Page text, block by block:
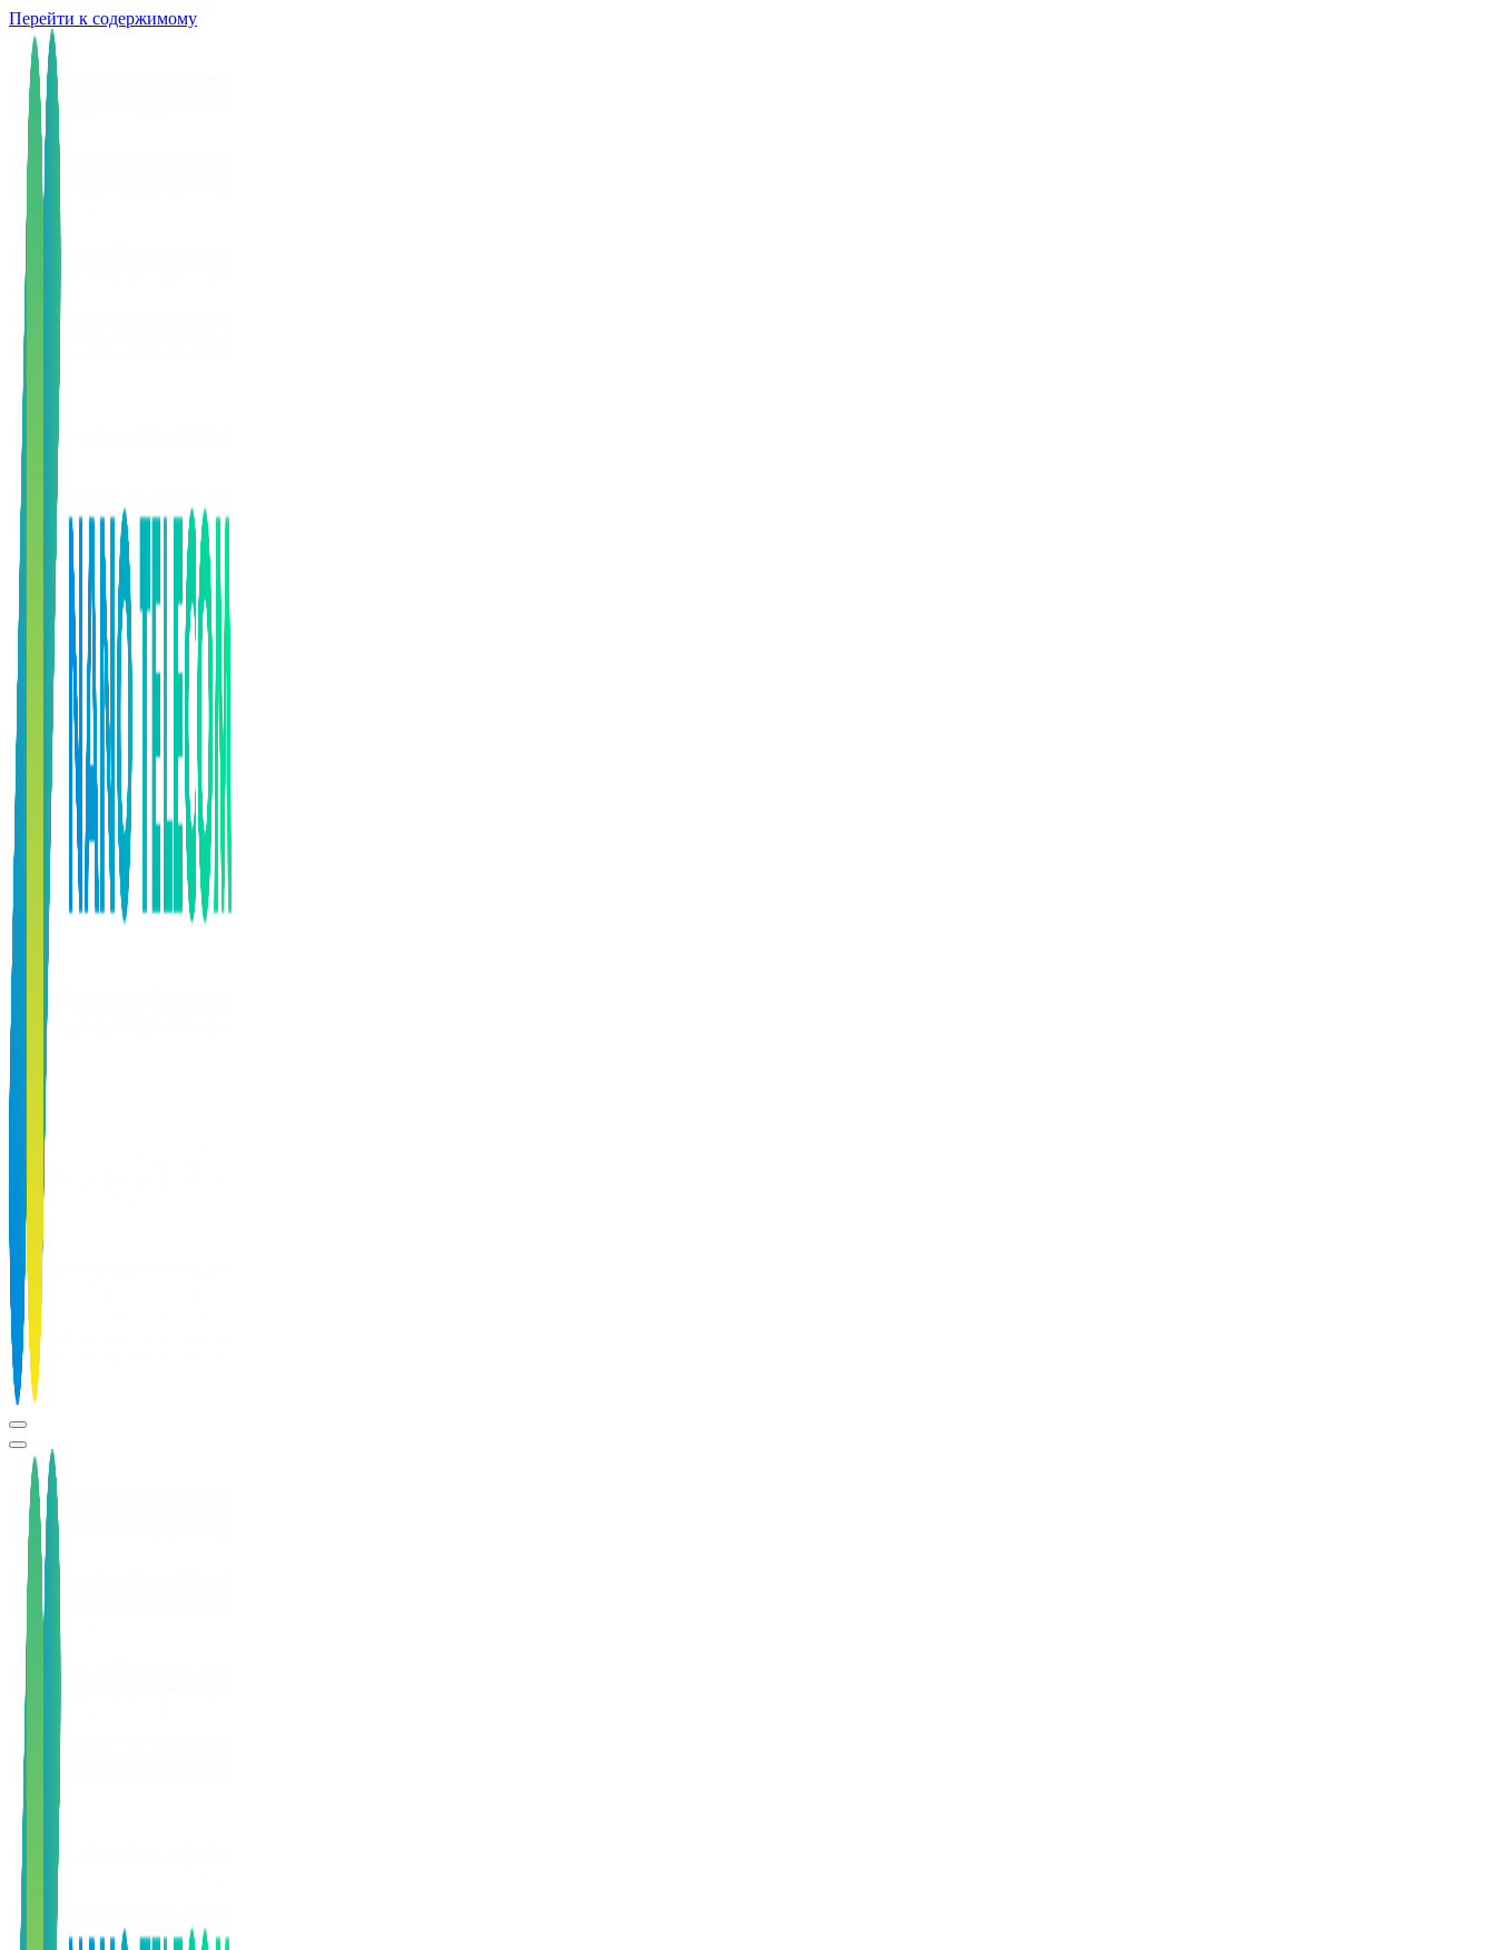
Перейти к содержимому